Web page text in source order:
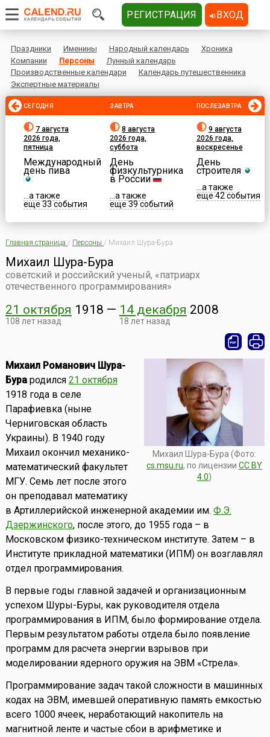
Праздники Именины Народный календарь
Хроника
Компании
Персоны
Лунный календарь
Производственные календари
Календарь путешественника
Экспертные материалы
СЕГОДНЯ
7 августа
2026 года,
пятница
Международный
день пива
...а также
еще 33 события
ЗАВТРА
8 августа
2026 года,
суббота
День
физкультурника
в России
...а также
еще 39 событий
ПОСЛЕЗАВТРА
9 августа
2026 года,
воскресенье
День
строителя
...а также
еще 42 события
Главная страница / Персоны / Михаил Шура-Бура
Михаил Шура-Бура
советский и российский ученый, «патриарх
отечественного программирования»
21 октября 1918
108 лет назад
— 14 декабря 2008
18 лет назад
Михаил Шура-Бура (Фото:
cs.msu.ru, по лицензииCC BY
4.0)
Михаил Романович Шура-
Бурародился 21 октября
1918 года в селе
Парафиевка (ныне
Черниговская область
Украины). В 1940 году
Михаил окончил механико-
математический факультет
МГУ. Семь лет после этого
он преподавал математику
в Артиллерийской инженерной академии им. Ф.Э.
Дзержинского, после этого, до 1955 года – в
Московском физико-техническом институте. Затем – в
Институте прикладной математики (ИПМ) он возглавлял
отдел программирования.
В первые годы главной задачей и организационным
успехом Шуры-Буры, как руководителя отдела
программирования в ИПМ, было формирование отдела.
Первым результатом работы отдела было появление
программ для расчета энергии взрывов при
моделировании ядерного оружия на ЭВМ «Стрела».
Программирование задач такой сложности в машинных
кодах на ЭВМ, имевшей оперативную память емкостью
всего 1000 ячеек, неработающий накопитель на
магнитной ленте и частые сбои в арифметике и
РЕГИСТРАЦИЯ ВХОД